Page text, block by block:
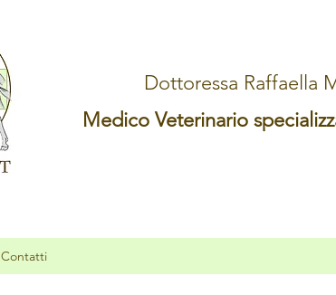
Dottoressa Raffaella
Medico Veterinario
Contatti